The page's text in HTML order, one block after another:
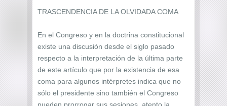
TRASCENDENCIA DE LA OLVIDADA COMA
En el Congreso y en la doctrina constitucional
existe una discusión desde el siglo pasado
respecto a la interpretación de la última parte
de este artículo que por la existencia de esa
coma para algunos intérpretes indica que no
sólo el presidente sino también el Congreso
pueden prorrogar sus sesiones, atento la